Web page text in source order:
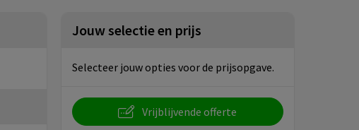
Jouw selectie en prijs
Selecteer jouw opties voor de prijsopgave.
Vrijblijvende offerte